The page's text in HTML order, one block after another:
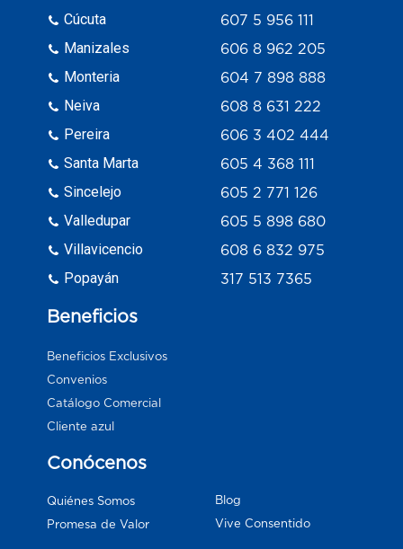
Cúcuta
Manizales
Monteria
Neiva
Pereira
Santa Marta
Sincelejo
Valledupar
Villavicencio
Popayán
607 5 956 111
606 8 962 205
604 7 898 888
608 8 631 222
606 3 402 444
605 4 368 111
605 2 771 126
605 5 898 680
608 6 832 975
317 513 7365
Beneficios
Beneficios Exclusivos
Convenios
Catálogo Comercial
Cliente azul
Conócenos
Quiénes Somos
Promesa de Valor
Blog
Vive Consentido